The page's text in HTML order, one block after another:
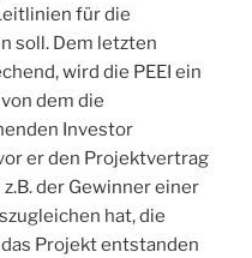
für die
soll. Dem letzten
wird die PEEI ein
dem die
Investor
er den Projektvertrag
der Gewinner einer
hat, die
Projekt entstanden